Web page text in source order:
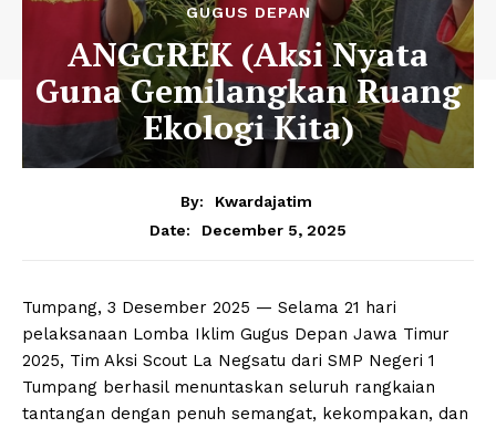
GUGUS DEPAN
ANGGREK (Aksi Nyata
Guna Gemilangkan Ruang
Ekologi Kita)
By:
Kwardajatim
Date:
December 5, 2025
Tumpang, 3 Desember 2025 — Selama 21 hari
pelaksanaan Lomba Iklim Gugus Depan Jawa Timur
2025, Tim Aksi Scout La Negsatu dari SMP Negeri 1
Tumpang berhasil menuntaskan seluruh rangkaian
tantangan dengan penuh semangat, kekompakan, dan